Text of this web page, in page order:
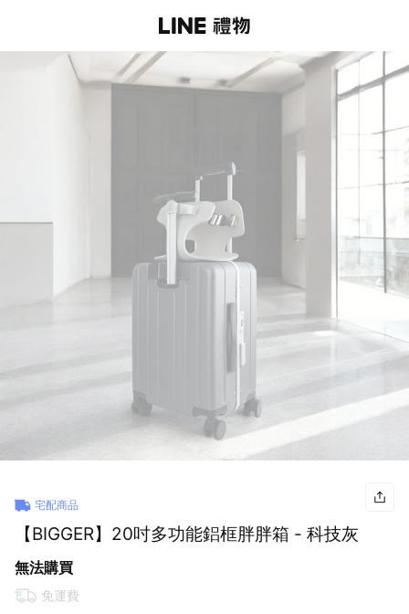
宅配商品
【BIGGER】20吋多功能鋁框胖胖箱 - 科技灰
無法購買
免運費